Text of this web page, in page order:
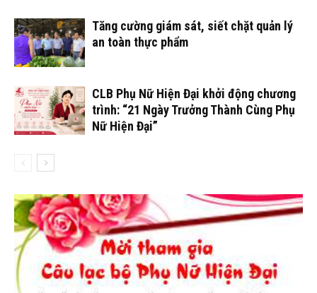
Tăng cường giám sát, siết chặt quản lý
an toàn thực phẩm
CLB Phụ Nữ Hiện Đại khởi động chương
trình: “21 Ngày Trưởng Thành Cùng Phụ
Nữ Hiện Đại”